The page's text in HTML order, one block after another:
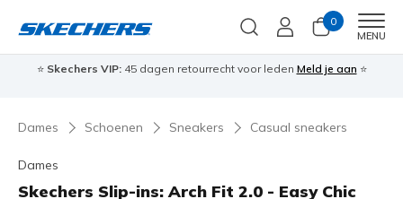
0
MENU
⭐ Skechers VIP:45 dagen retourrecht voor leden Meld je aan ⭐
Dames Schoenen Sneakers Casual sneakers
Dames
Skechers Slip-ins: Arch Fit 2.0 - Easy Chic